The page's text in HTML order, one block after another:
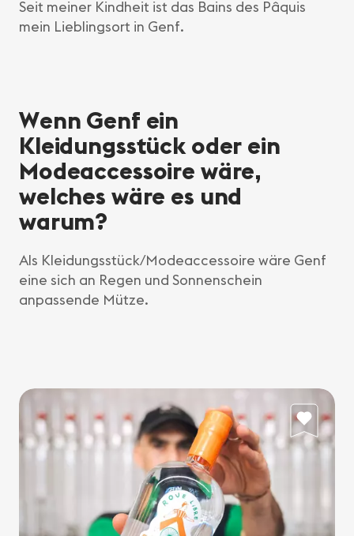
Seit meiner Kindheit ist das Bains des Pâquis
mein Lieblingsort in Genf.
Wenn Genf ein
Kleidungsstück oder ein
Modeaccessoire wäre,
welches wäre es und
warum?
Als Kleidungsstück/Modeaccessoire wäre Genf
eine sich an Regen und Sonnenschein
anpassende Mütze.